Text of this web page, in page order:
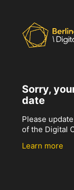
Sorry,
date
Please
of the Digital
Learn more